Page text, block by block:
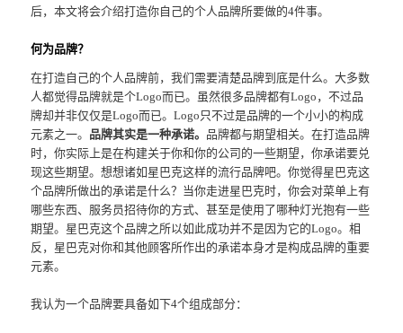
后，本文将会介绍打造你自己的个人品牌所要做的4件事。
何为品牌？
在打造自己的个人品牌前，我们需要清楚品牌到底是什么。大多数
人都觉得品牌就是个Logo而已。虽然很多品牌都有Logo，不过品
牌却并非仅仅是Logo而已。Logo只不过是品牌的一个小小的构成
元素之一。 品牌其实是一种承诺。 品牌都与期望相关。在打造品牌
时，你实际上是在构建关于你和你的公司的一些期望，你承诺要兑
现这些期望。想想诸如星巴克这样的流行品牌吧。你觉得星巴克这
个品牌所做出的承诺是什么？当你走进星巴克时，你会对菜单上有
哪些东西、服务员招待你的方式、甚至是使用了哪种灯光抱有一些
期望。星巴克这个品牌之所以如此成功并不是因为它的Logo。相
反，星巴克对你和其他顾客所作出的承诺本身才是构成品牌的重要
元素。
我认为一个品牌要具备如下4个组成部分：